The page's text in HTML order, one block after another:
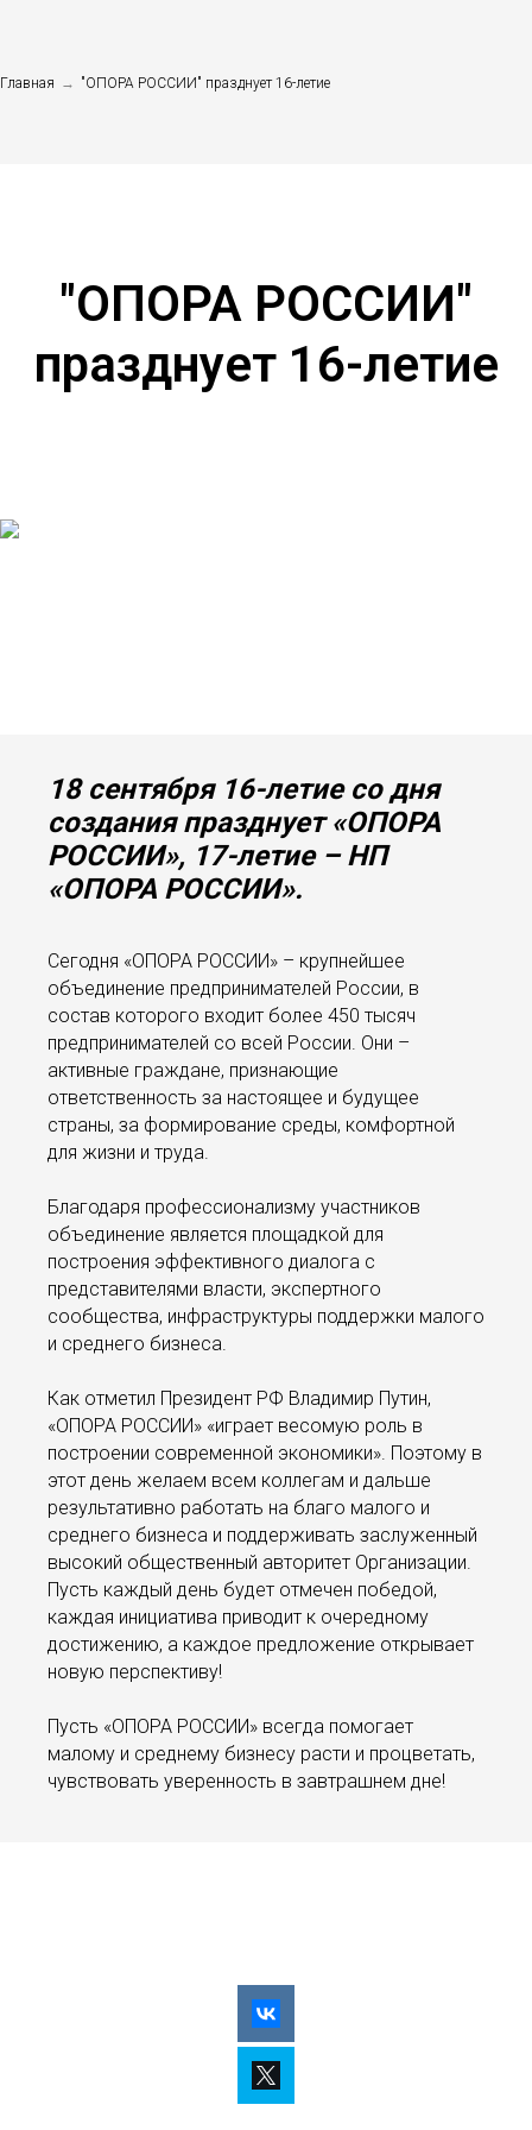
Главная → "ОПОРА РОССИИ" празднует 16-летие
"ОПОРА РОССИИ"
празднует 16-летие
18 сентября 16-летие со дня
создания празднует «ОПОРА
РОССИИ», 17-летие – НП
«ОПОРА РОССИИ».
Сегодня «ОПОРА РОССИИ» – крупнейшее
объединение предпринимателей России, в
состав которого входит более 450 тысяч
предпринимателей со всей России. Они –
активные граждане, признающие
ответственность за настоящее и будущее
страны, за формирование среды, комфортной
для жизни и труда.
Благодаря профессионализму участников
объединение является площадкой для
построения эффективного диалога с
представителями власти, экспертного
сообщества, инфраструктуры поддержки малого
и среднего бизнеса.
Как отметил Президент РФ Владимир Путин,
«ОПОРА РОССИИ» «играет весомую роль в
построении современной экономики». Поэтому в
этот день желаем всем коллегам и дальше
результативно работать на благо малого и
среднего бизнеса и поддерживать заслуженный
высокий общественный авторитет Организации.
Пусть каждый день будет отмечен победой,
каждая инициатива приводит к очередному
достижению, а каждое предложение открывает
новую перспективу!
Пусть «ОПОРА РОССИИ» всегда помогает
малому и среднему бизнесу расти и процветать,
чувствовать уверенность в завтрашнем дне!